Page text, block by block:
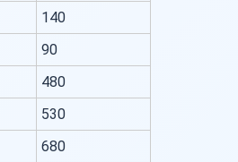
140
90
480
530
680